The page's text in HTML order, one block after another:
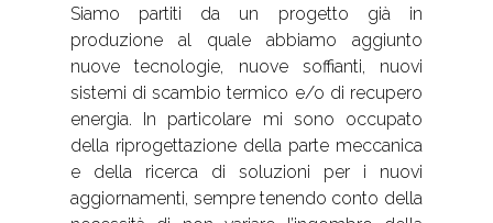
Siamo partiti da un progetto già in
produzione al quale abbiamo aggiunto
nuove tecnologie, nuove soffianti, nuovi
sistemi di scambio termico e/o di recupero
energia. In particolare mi sono occupato
della riprogettazione della parte meccanica
e della ricerca di soluzioni per i nuovi
aggiornamenti, sempre tenendo conto della